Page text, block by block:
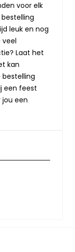
voor elk
leuk en nog
veel
Laat het
kan
bestelling
een feest
jou een